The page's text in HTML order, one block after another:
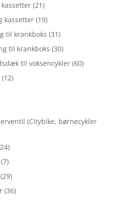
(21)
kassetter (19)
til krankboks (31)
til krankboks (30)
til voksencykler (60)
(12)
(Citybike, børnecykler
(7)
(29)
(36)